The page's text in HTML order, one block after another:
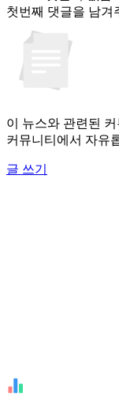
첫번째 댓글을 남겨
이 뉴스와 관련된
커뮤니티에서 자유
글 쓰기